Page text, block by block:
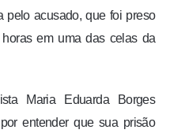
pelo acusado, que foi preso
em uma das celas da
Maria Eduarda Borges
entender que sua prisão